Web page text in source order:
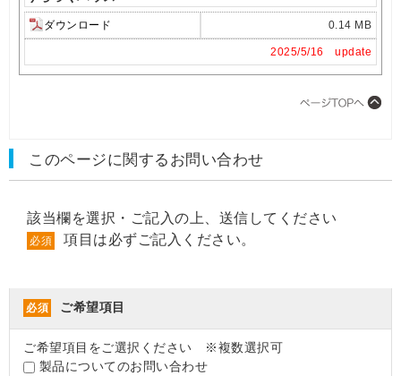
ダウンロード 0.14 MB
2025/5/16 update
このページに関するお問い合わせ
該当欄を選択・ご記入の上、送信してください
必須 項目は必ずご記入ください。
必須 ご希望項目
ご希望項目をご選択ください ※複数選択可
製品についてのお問い合わせ